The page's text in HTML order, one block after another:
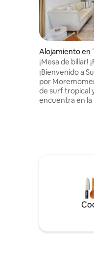
Alojamiento en
¡Mesa de billar!
la playa! ¡Se
¡Bienvenido a
por Moremoments
de surf tropical
encuentra en la
que necesitas
paraíso: ¡SALA
remotos,
de la playa un
con increíbles